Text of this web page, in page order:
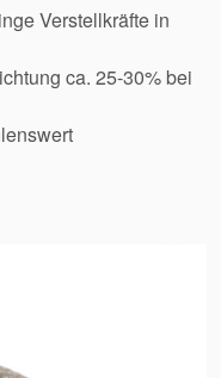
Verstellkräfte in
ca. 25-30% bei